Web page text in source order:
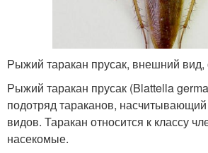
Рыжий таракан прусак, внешний
Рыжий таракан прусак (Blattella
подотряд тараканов,
видов. Таракан относится к классу
насекомые.